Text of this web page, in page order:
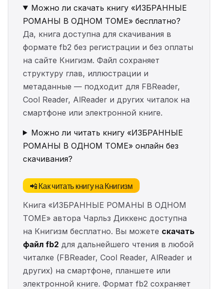
Можно ли скачать книгу «ИЗБРАННЫЕ
РОМАНЫ В ОДНОМ ТОМЕ» бесплатно?
Да, книга доступна для скачивания в
формате fb2 без регистрации и без оплаты
на сайте Книгизм. Файл сохраняет
структуру глав, иллюстрации и
метаданные — подходит для FBReader,
Cool Reader, AlReader и других читалок на
смартфоне или электронной книге.
Можно ли читать книгу «ИЗБРАННЫЕ
РОМАНЫ В ОДНОМ ТОМЕ» онлайн без
скачивания?
📲 Как читать книгу на Книгизм
Книга «ИЗБРАННЫЕ РОМАНЫ В ОДНОМ
ТОМЕ» автора Чарльз Диккенс доступна
на Книгизм бесплатно. Вы можете скачать
файл fb2 для дальнейшего чтения в любой
читалке (FBReader, Cool Reader, AlReader и
других) на смартфоне, планшете или
электронной книге. Формат fb2 сохраняет